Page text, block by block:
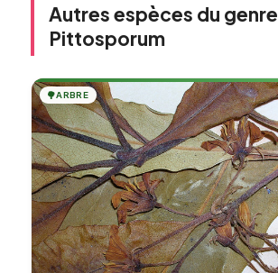
Autres espèces du genre
Pittosporum
🌳ARBRE